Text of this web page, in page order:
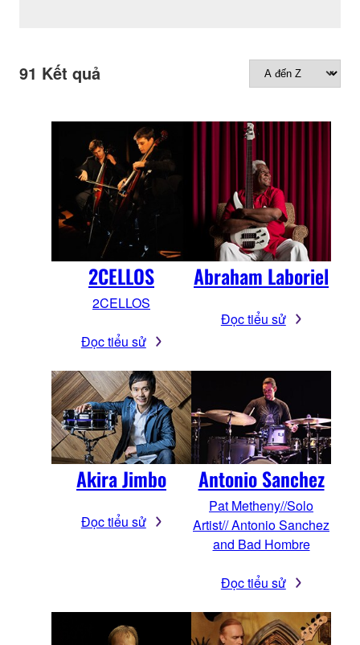
91 Kết quả
2CELLOS
2CELLOS
Đọc tiểu sử
Abraham Laboriel
Đọc tiểu sử
Akira Jimbo
Đọc tiểu sử
Antonio Sanchez
Pat Metheny//Solo
Artist// Antonio Sanchez
and Bad Hombre
Đọc tiểu sử